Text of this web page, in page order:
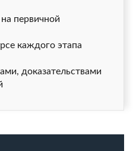
первичной
каждого этапа
доказательствами